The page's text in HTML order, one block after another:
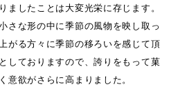
ましたことは大変光栄に存じます。
さな形の中に季節の風物を映し取っ
がる方々に季節の移ろいを感じて頂
しておりますので、誇りをもって菓
意欲がさらに高まりました。